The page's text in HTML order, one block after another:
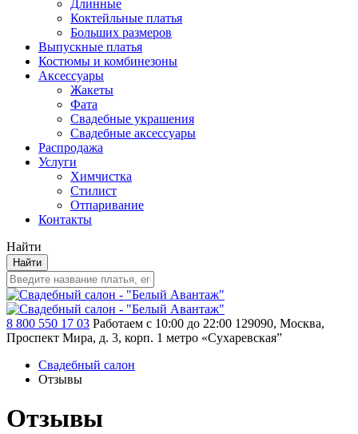
Длинные
Коктейльные платья
Больших размеров
Выпускные платья
Костюмы и комбинезоны
Аксессуары
Жакеты
Фата
Свадебные украшения
Свадебные аксессуары
Распродажа
Услуги
Химчистка
Стилист
Отпаривание
Контакты
Найти
Найти
8 800 550 17 03 Работаем с 10:00 до 22:00 129090, Москва,
Проспект Мира, д. 3, корп. 1 метро «Сухаревская”
Свадебный салон
Отзывы
Отзывы